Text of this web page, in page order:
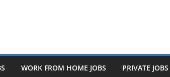
WORK FROM HOME JOBS PRIVATE JOBS